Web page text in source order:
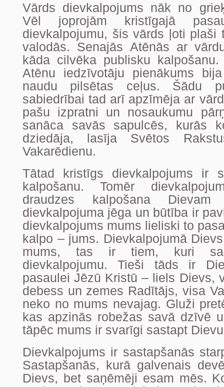
Vārds dievkalpojums nāk no
Vēl joprojām kristīgajā
dievkalpojumu, šis vārds ļoti plaši
valodās. Senajās Atēnās ar
kāda cilvēka publisku kalpošanu.
Atēnu iedzīvotāju pienākums
naudu pilsētas ceļus. Šādu
sabiedrībai tad arī apzīmēja ar
pašu izpratni un nosaukumu
sanāca savās sapulcēs, kurās
dziedāja, lasīja Svētos
Vakarēdienu.
Tātad kristīgs dievkalpojums ir
kalpošanu. Tomēr
draudzes kalpošana
dievkalpojuma jēga un būtība ir
dievkalpojums mums lieliski to
kalpo – jums. Dievkalpojumā
mums, tas ir tiem, kuri
dievkalpojumu. Tieši tāds ir
pasaulei Jēzū Kristū – liels Dievs,
debess un zemes Radītājs, visa
neko no mums nevajag. Gluži
kas apzinās robežas savā dzīvē
tāpēc mums ir svarīgi sastapt
Dievkalpojums ir sastapšanās
Sastapšanās, kurā galvenais
Dievs, bet saņēmēji esam mēs.